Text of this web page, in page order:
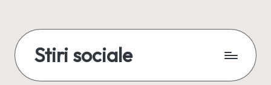
content
Stiri sociale